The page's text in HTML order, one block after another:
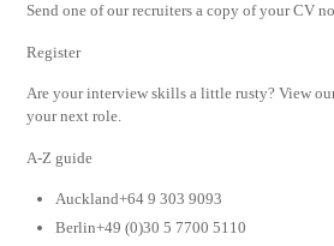
Send one of our recruiters a copy of your CV
Register
Are your interview skills a little rusty? View
your next role.
A-Z guide
Auckland+64 9 303 9093
Berlin+49 (0)30 5 7700 5110